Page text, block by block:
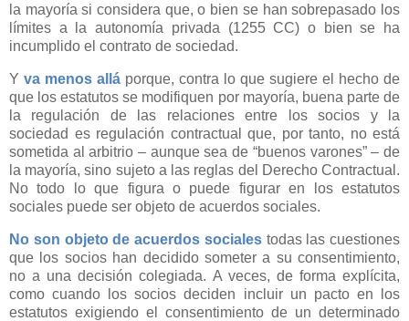
la mayoría si considera que, o bien se han sobrepasado los
límites a la autonomía privada (1255 CC) o bien se ha
incumplido el contrato de sociedad.
Y va menos allá porque, contra lo que sugiere el hecho de
que los estatutos se modifiquen por mayoría, buena parte de
la regulación de las relaciones entre los socios y la
sociedad es regulación contractual que, por tanto, no está
sometida al arbitrio – aunque sea de “buenos varones” – de
la mayoría, sino sujeto a las reglas del Derecho Contractual.
No todo lo que figura o puede figurar en los estatutos
sociales puede ser objeto de acuerdos sociales.
No son objeto de acuerdos socialestodas las cuestiones
que los socios han decidido someter a su consentimiento,
no a una decisión colegiada. A veces, de forma explícita,
como cuando los socios deciden incluir un pacto en los
estatutos exigiendo el consentimiento de un determinado